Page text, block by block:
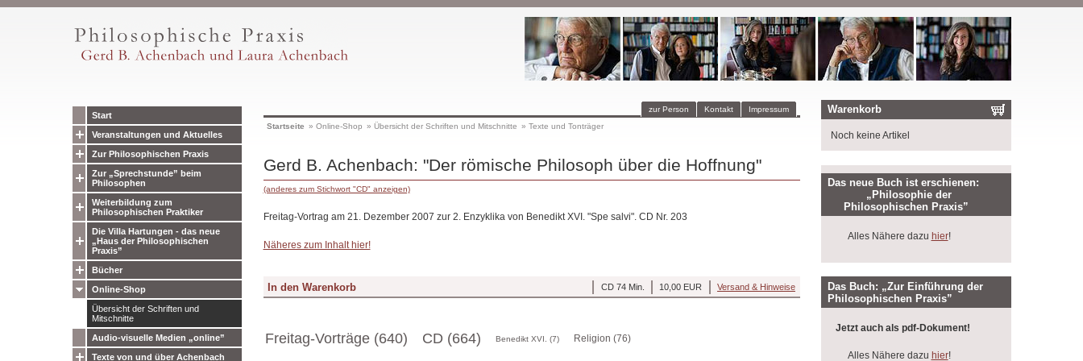
Start
Veranstaltungen und Aktuelles
Zur Philosophischen Praxis
Zur „Sprechstunde” beim
Philosophen
Weiterbildung zum
Philosophischen Praktiker
Die Villa Hartungen - das neue
„Haus der Philosophischen
Praxis”
Bücher
Online-Shop
Übersicht der Schriften und
Mitschnitte
Audio-visuelle Medien „online”
Texte von und über Achenbach
Impressum
Kontakt
zur Person
Startseite » Online-Shop » Übersicht der Schriften und Mitschnitte » Texte und Tonträger
Gerd B. Achenbach: "Der römische Philosoph über die Hoffnung"
(anderes zum Stichwort "CD" anzeigen)
Freitag-Vortrag am 21. Dezember 2007 zur 2. Enzyklika von Benedikt XVI. "Spe salvi". CD Nr. 203
Näheres zum Inhalt hier!
Versand & Hinweise
10,00 EUR
CD 74 Min.
Freitag-Vorträge (640) CD (664) Benedikt XVI. (7) Religion (76)
Warenkorb
Noch keine Artikel
Das neue Buch ist erschienen:
„Philosophie der
Philosophischen Praxis”
Alles Nähere dazu hier!
Das Buch: „Zur Einführung der
Philosophischen Praxis”
Jetzt auch als pdf-Dokument!
Alles Nähere dazu hier!